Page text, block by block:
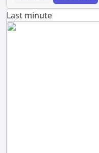
Last minute